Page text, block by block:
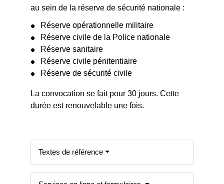
au sein de la réserve de sécurité nationale :
Réserve opérationnelle militaire
Réserve civile de la Police nationale
Réserve sanitaire
Réserve civile pénitentiaire
Réserve de sécurité civile
La convocation se fait pour 30 jours. Cette
durée est renouvelable une fois.
Textes de référence